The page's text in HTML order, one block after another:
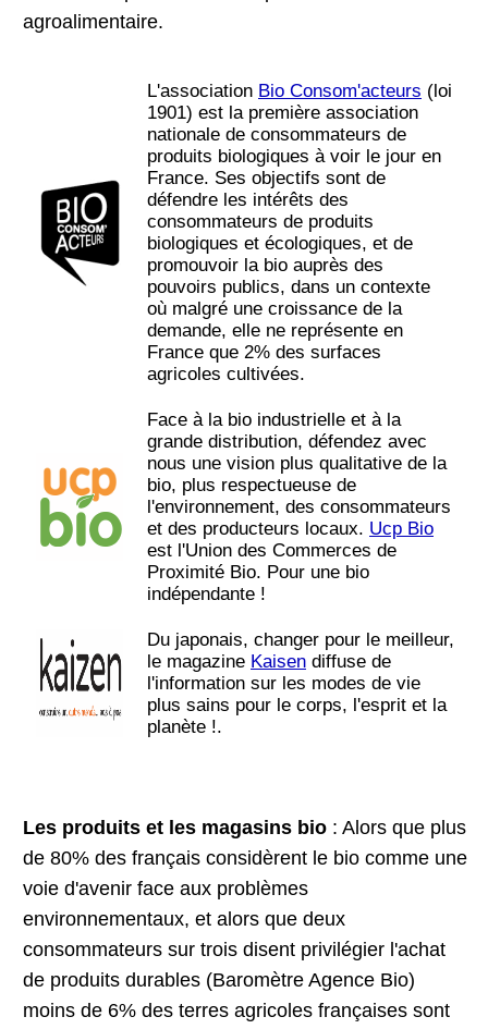
agroalimentaire.
L'association Bio Consom'acteurs (loi
1901) est la première association
nationale de consommateurs de
produits biologiques à voir le jour en
France. Ses objectifs sont de
défendre les intérêts des
consommateurs de produits
biologiques et écologiques, et de
promouvoir la bio auprès des
pouvoirs publics, dans un contexte
où malgré une croissance de la
demande, elle ne représente en
France que 2% des surfaces
agricoles cultivées.
Face à la bio industrielle et à la
grande distribution, défendez avec
nous une vision plus qualitative de la
bio, plus respectueuse de
l'environnement, des consommateurs
et des producteurs locaux. Ucp Bio
est l'Union des Commerces de
Proximité Bio. Pour une bio
indépendante !
Du japonais, changer pour le meilleur,
le magazine Kaisen diffuse de
l'information sur les modes de vie
plus sains pour le corps, l'esprit et la
planète !.
Les produits et les magasins bio : Alors que plus
de 80% des français considèrent le bio comme une
voie d'avenir face aux problèmes
environnementaux, et alors que deux
consommateurs sur trois disent privilégier l'achat
de produits durables (Baromètre Agence Bio)
moins de 6% des terres agricoles françaises sont